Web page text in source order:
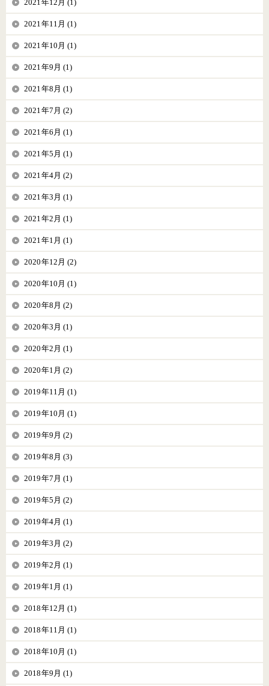
2021年12月 (1)
2021年11月 (1)
2021年10月 (1)
2021年9月 (1)
2021年8月 (1)
2021年7月 (2)
2021年6月 (1)
2021年5月 (1)
2021年4月 (2)
2021年3月 (1)
2021年2月 (1)
2021年1月 (1)
2020年12月 (2)
2020年10月 (1)
2020年8月 (2)
2020年3月 (1)
2020年2月 (1)
2020年1月 (2)
2019年11月 (1)
2019年10月 (1)
2019年9月 (2)
2019年8月 (3)
2019年7月 (1)
2019年5月 (2)
2019年4月 (1)
2019年3月 (2)
2019年2月 (1)
2019年1月 (1)
2018年12月 (1)
2018年11月 (1)
2018年10月 (1)
2018年9月 (1)